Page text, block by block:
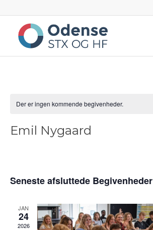
Der er ingen kommende begivenheder.
Emil Nygaard
Seneste afsluttede Begivenheder
JAN
24
2026